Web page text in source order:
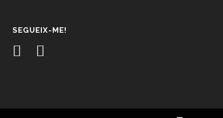
SEGUEIX-ME!